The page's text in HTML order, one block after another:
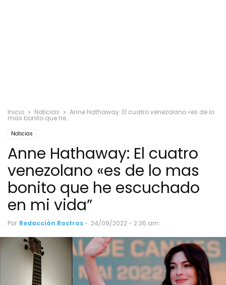
Inicio Noticias Anne Hathaway: El cuatro venezolano «es de lo
mas bonito que he...
Noticias
Anne Hathaway: El cuatro
venezolano «es de lo mas
bonito que he escuchado
en mi vida”
Por Redacción Rostros- 24/09/2022 - 2:36 am